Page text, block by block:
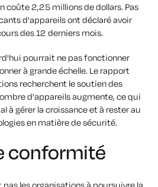
coûte 2,25 millions de dollars. Pas
d'appareils ont déclaré avoir
des 12 derniers mois.
pourrait ne pas fonctionner
à grande échelle. Le rapport
recherchent le soutien des
d'appareils augmente, ce qui
à gérer la croissance et à rester au
en matière de sécurité.
conformité